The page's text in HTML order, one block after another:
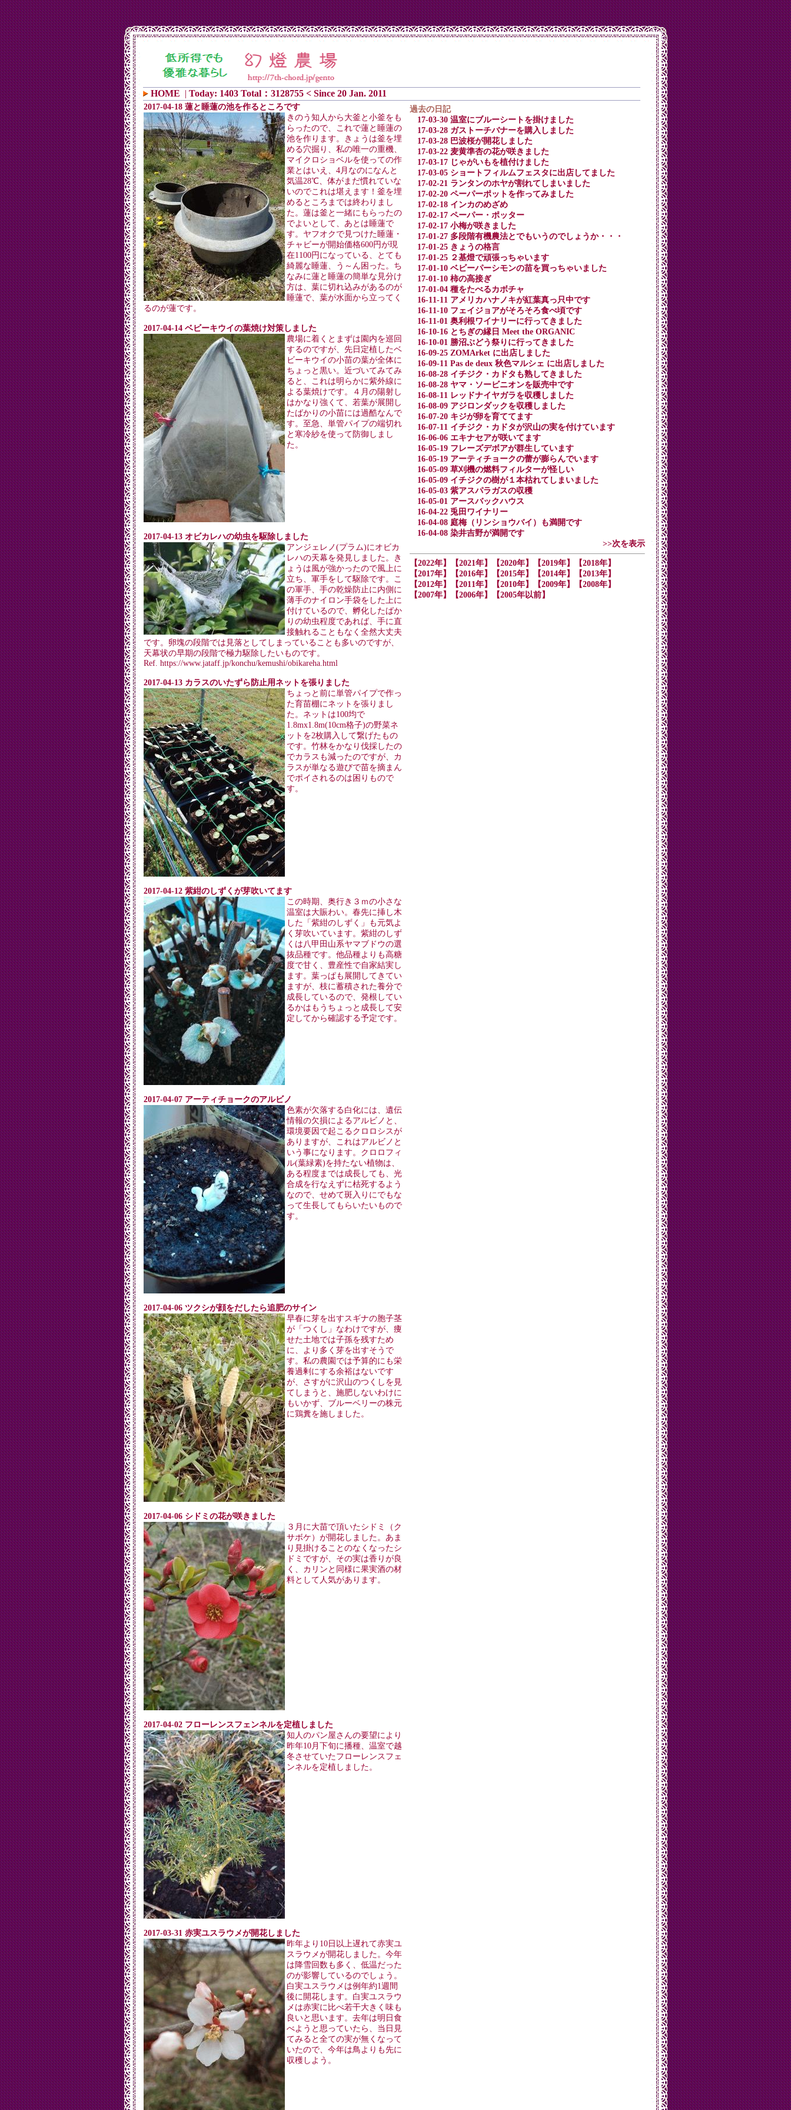
HOME | Today: 1403 Total：3128755 < Since 20 Jan. 2011
2017-04-18 蓮と睡蓮の池を作るところです
きのう知人から大釜と小釜をも
らったので、これで蓮と睡蓮の
池を作ります。きょうは釜を埋
める穴掘り、私の唯一の重機、
マイクロショベルを使っての作
業とはいえ、4月なのになんと
気温28℃、体がまだ慣れていな
いのでこれは堪えます！釜を埋
めるところまでは終わりまし
た。蓮は釜と一緒にもらったの
でよいとして、あとは睡蓮で
す。ヤフオクで見つけた睡蓮・
チャビーが開始価格600円が現
在1100円になっている、とても
綺麗な睡蓮、う～ん困った。ち
なみに蓮と睡蓮の簡単な見分け
方は、葉に切れ込みがあるのが
睡蓮で、葉が水面から立ってく
るのが蓮です。
2017-04-14 ベビーキウイの葉焼け対策しました
農場に着くとまずは園内を巡回
するのですが、先日定植したベ
ビーキウイの小苗の葉が全体に
ちょっと黒い。近づいてみてみ
ると、これは明らかに紫外線に
よる葉焼けです。４月の陽射し
はかなり強くて、若葉が展開し
たばかりの小苗には過酷なんで
す。至急、単管パイプの端切れ
と寒冷紗を使って防御しまし
た。
2017-04-13 オビカレハの幼虫を駆除しました
アンジェレノ(プラム)にオビカ
レハの天幕を発見しました。き
ょうは風が強かったので風上に
立ち、軍手をして駆除です。こ
の軍手、手の乾燥防止に内側に
薄手のナイロン手袋をした上に
付けているので、孵化したばか
りの幼虫程度であれば、手に直
接触れることもなく全然大丈夫
です。卵塊の段階では見落としてしまっていることも多いのですが、
天幕状の早期の段階で極力駆除したいものです。
Ref. https://www.jataff.jp/konchu/kemushi/obikareha.html
2017-04-13 カラスのいたずら防止用ネットを張りました
ちょっと前に単管パイプで作っ
た育苗棚にネットを張りまし
た。ネットは100均で
1.8mx1.8m(10cm格子)の野菜ネ
ットを2枚購入して繋げたもの
です。竹林をかなり伐採したの
でカラスも減ったのですが、カ
ラスが単なる遊びで苗を摘まん
でポイされるのは困りもので
す。
2017-04-12 紫紺のしずくが芽吹いてます
この時期、奥行き３ｍの小さな
温室は大賑わい。春先に挿し木
した「紫紺のしずく」も元気よ
く芽吹いています。紫紺のしず
くは八甲田山系ヤマブドウの選
抜品種です。他品種よりも高糖
度で甘く、豊産性で自家結実し
ます。葉っぱも展開してきてい
ますが、枝に蓄積された養分で
成長しているので、発根してい
るかはもうちょっと成長して安
定してから確認する予定です。
2017-04-07 アーティチョークのアルビノ
色素が欠落する白化には、遺伝
情報の欠損によるアルビノと、
環境要因で起こるクロロシスが
ありますが、これはアルビノと
いう事になります。クロロフィ
ル(葉緑素)を持たない植物は、
ある程度までは成長しても、光
合成を行なえずに枯死するよう
なので、せめて斑入りにでもな
って生長してもらいたいもので
す。
2017-04-06 ツクシが顔をだしたら追肥のサイン
早春に芽を出すスギナの胞子茎
が「つくし」なわけですが、痩
せた土地では子孫を残すため
に、より多く芽を出すそうで
す。私の農園では予算的にも栄
養過剰にする余裕はないです
が、さすがに沢山のつくしを見
てしまうと、施肥しないわけに
もいかず、ブルーベリーの株元
に鶏糞を施しました。
2017-04-06 シドミの花が咲きました
３月に大苗で頂いたシドミ（ク
サボケ）が開花しました。あま
り見掛けることのなくなったシ
ドミですが、その実は香りが良
く、カリンと同様に果実酒の材
料として人気があります。
2017-04-02 フローレンスフェンネルを定植しました
知人のパン屋さんの要望により
昨年10月下旬に播種、温室で越
冬させていたフローレンスフェ
ンネルを定植しました。
2017-03-31 赤実ユスラウメが開花しました
昨年より10日以上遅れて赤実ユ
スラウメが開花しました。今年
は降雪回数も多く、低温だった
のが影響しているのでしょう。
白実ユスラウメは例年約1週間
後に開花します。白実ユスラウ
メは赤実に比べ若干大きく味も
良いと思います。去年は明日食
べようと思っていたら、当日見
てみると全ての実が無くなって
いたので、今年は鳥よりも先に
収穫しよう。
過去の日記
17-03-30 温室にブルーシートを掛けました
17-03-28 ガストーチバナーを購入しました
17-03-28 巴波桜が開花しました
17-03-22 麦黄準杏の花が咲きました
17-03-17 じゃがいもを植付けました
17-03-05 ショートフィルムフェスタに出店してました
17-02-21 ランタンのホヤが割れてしまいました
17-02-20 ペーパーポットを作ってみました
17-02-18 インカのめざめ
17-02-17 ペーパー・ポッター
17-02-17 小梅が咲きました
17-01-27 多段階有機農法とでもいうのでしょうか・・・
17-01-25 きょうの格言
17-01-25 ２基燈で頑張っちゃいます
17-01-10 ベビーパーシモンの苗を買っちゃいました
17-01-10 柿の高接ぎ
17-01-04 種をたべるカボチャ
16-11-11 アメリカハナノキが紅葉真っ只中です
16-11-10 フェイジョアがそろそろ食べ頃です
16-11-01 奥利根ワイナリーに行ってきました
16-10-16 とちぎの縁日 Meet the ORGANIC
16-10-01 勝沼ぶどう祭りに行ってきました
16-09-25 ZOMArket に出店しました
16-09-11 Pas de deux 秋色マルシェ に出店しました
16-08-28 イチジク・カドタも熟してきました
16-08-28 ヤマ・ソービニオンを販売中です
16-08-11 レッドナイヤガラを収穫しました
16-08-09 アジロンダックを収穫しました
16-07-20 キジが卵を育ててます
16-07-11 イチジク・カドタが沢山の実を付けています
16-06-06 エキナセアが咲いてます
16-05-19 フレーズデボアが群生しています
16-05-19 アーティチョークの蕾が膨らんでいます
16-05-09 草刈機の燃料フィルターが怪しい
16-05-09 イチジクの樹が１本枯れてしまいました
16-05-03 紫アスパラガスの収穫
16-05-01 アースバックハウス
16-04-22 兎田ワイナリー
16-04-08 庭梅（リンショウバイ）も満開です
16-04-08 染井吉野が満開です
>>次を表示
【2022年】 【2021年】 【2020年】 【2019年】
【2018年】
【2017年】
【2016年】 【2015年】 【2014年】
【2013年】
【2012年】
【2011年】 【2010年】 【2009年】
【2008年】
【2007年】
【2006年】 【2005年以前】